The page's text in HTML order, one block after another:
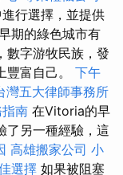
行選擇，並提供
期的綠色城市有
數字游牧民族，發
豐富自己。 下午
灣五大律師事務所
南 在Vitoria的早
了另一種經驗，這
高雄搬家公司 小
選擇 如果被阻塞